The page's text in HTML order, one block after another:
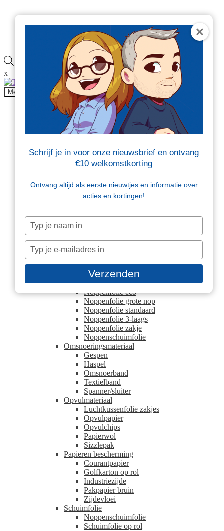
Veelgestelde vragen
x
Onderdeel van
Menu
Producten
Beschermen en opvullen
Brievenbusdoosjes
Dozen
Kantoor en magazijn
Tape en etiketten
Verzendenveloppen
Sale
Hoek- en randbescherming
Beschermhoek
U schuimprofielen
Blokpallet platen
Europallet platen
Noppenfolie
Noppenfolie eco
Noppenfolie grote nop
Noppenfolie standaard
Noppenfolie 3-laags
Noppenfolie zakje
Noppenschuimfolie
Omsnoeringsmateriaal
Gespen
Haspel
Omsnoerband
Textielband
Spanner/sluiter
Opvulmateriaal
Luchtkussenfolie zakjes
Opvulpapier
Opvulchips
Papierwol
Sizzlepak
Papieren bescherming
Courantpapier
Golfkarton op rol
Industriezijde
Pakpapier bruin
Zijdevloei
Schuimfolie
Noppenschuimfolie
Schuimfolie op rol
Schrijf je in voor onze nieuwsbrief en ontvang
€10 welkomstkorting
Ontvang altijd als eerste nieuwtjes en informatie over
acties en kortingen!
Typ
je
naam
Typ
je
e-
Verzenden